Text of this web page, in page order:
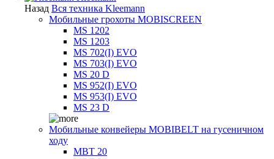
Назад Вся техника Kleemann
Мобильные грохоты MOBISCREEN
MS 1202
MS 1203
MS 702(I) EVO
MS 703(I) EVO
MS 20 D
MS 952(I) EVO
MS 953(I) EVO
MS 23 D
Мобильные конвейеры MOBIBELT на гусеничном
ходу
MBT 20